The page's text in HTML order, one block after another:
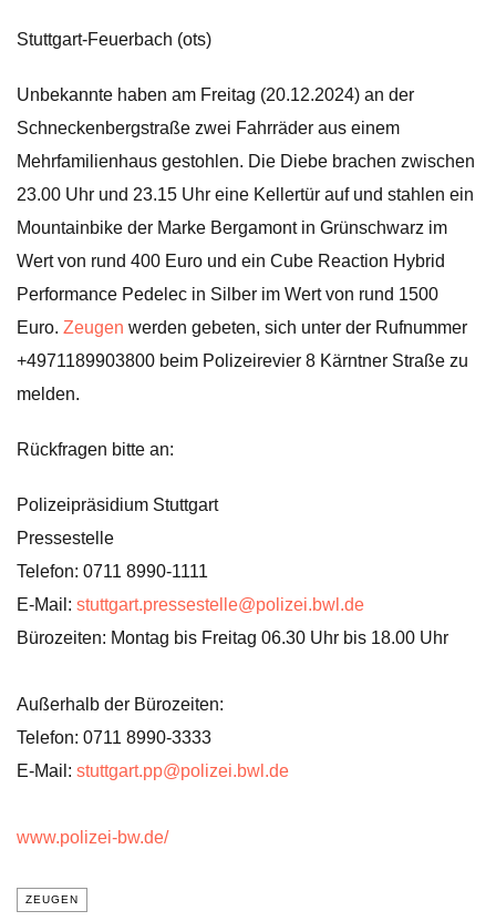
Stuttgart-Feuerbach (ots)
Unbekannte haben am Freitag (20.12.2024) an der
Schneckenbergstraße zwei Fahrräder aus einem
Mehrfamilienhaus gestohlen. Die Diebe brachen zwischen
23.00 Uhr und 23.15 Uhr eine Kellertür auf und stahlen ein
Mountainbike der Marke Bergamont in Grünschwarz im
Wert von rund 400 Euro und ein Cube Reaction Hybrid
Performance Pedelec in Silber im Wert von rund 1500
Euro. Zeugen werden gebeten, sich unter der Rufnummer
+4971189903800 beim Polizeirevier 8 Kärntner Straße zu
melden.
Rückfragen bitte an:
Polizeipräsidium Stuttgart
Pressestelle
Telefon: 0711 8990-1111
E-Mail: stuttgart.pressestelle@polizei.bwl.de
Bürozeiten: Montag bis Freitag 06.30 Uhr bis 18.00 Uhr
Außerhalb der Bürozeiten:
Telefon: 0711 8990-3333
E-Mail: stuttgart.pp@polizei.bwl.de
www.polizei-bw.de/
ZEUGEN